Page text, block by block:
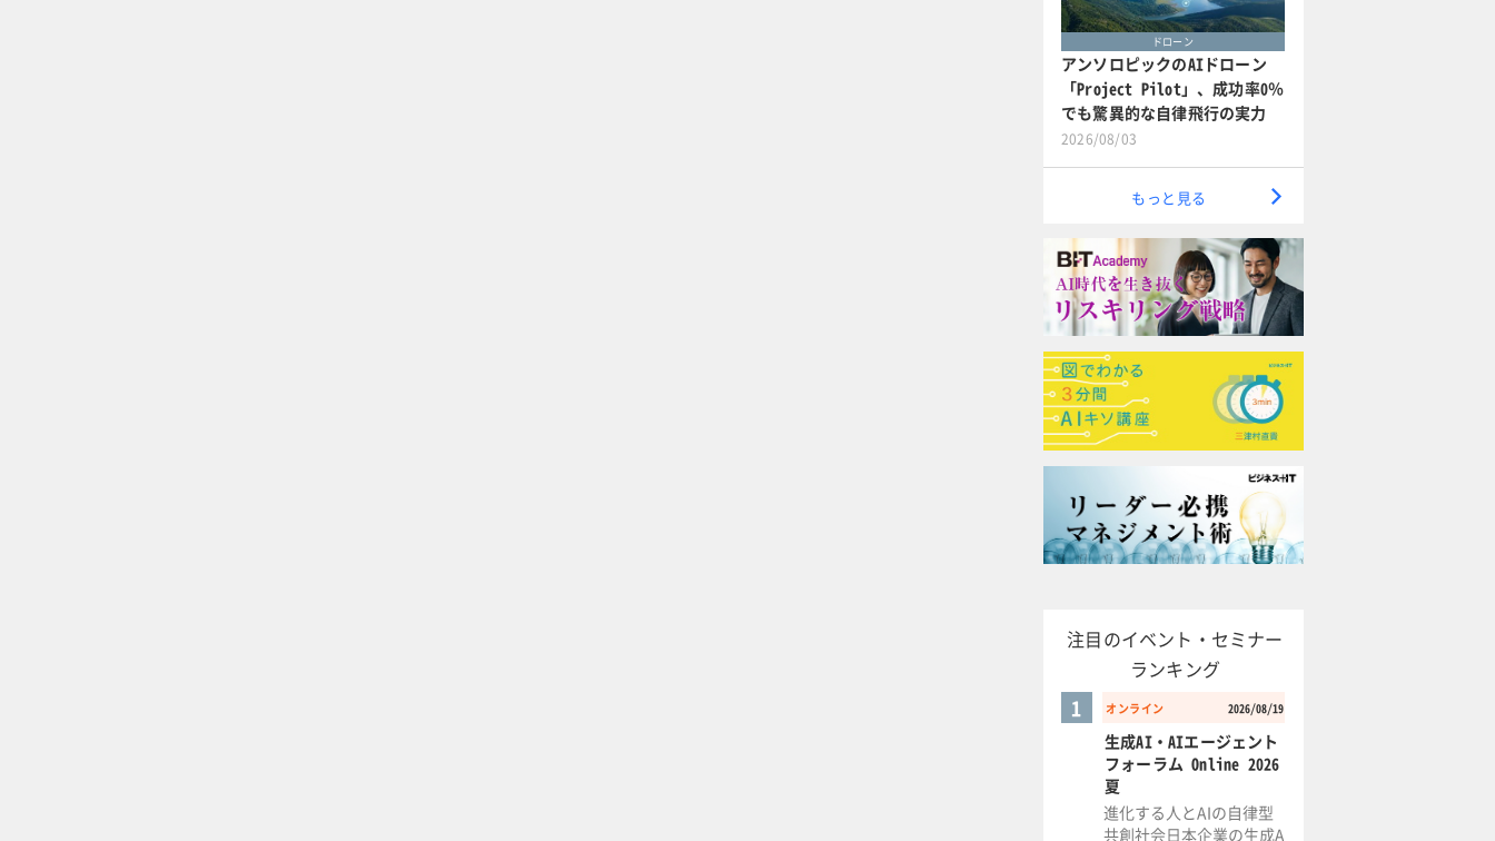
ドローン
アンソロピックのAIドローン
「Project Pilot」、成功率0％
でも驚異的な自律飛行の実力
2026/08/03
もっと見る
注目のイベント・セミナー
ランキング
オンライン 2026/08/19
1
生成AI・AIエージェント
フォーラム Online 2026
夏
進化する人とAIの自律型
共創社会日本企業の生成A